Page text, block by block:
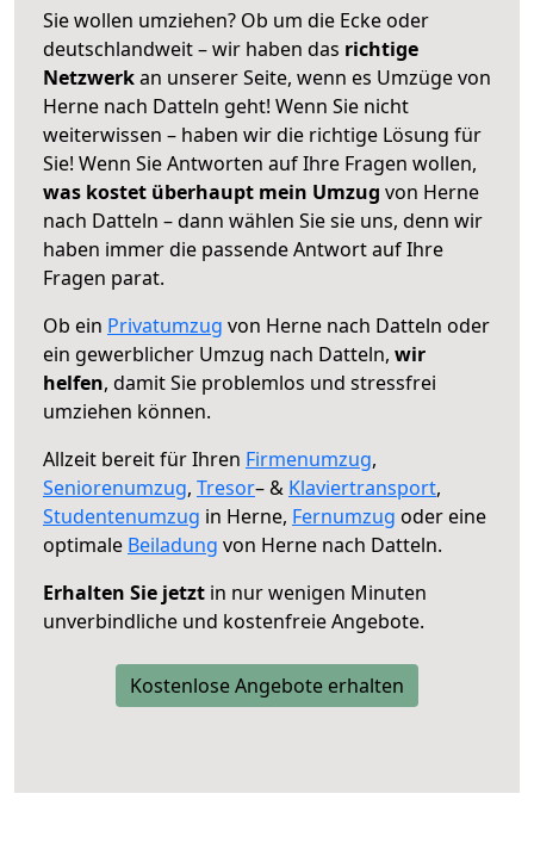
Sie wollen umziehen? Ob um die Ecke oder
deutschlandweit – wir haben das richtige
Netzwerkan unserer Seite, wenn es Umzüge von
Herne nach Datteln geht! Wenn Sie nicht
weiterwissen – haben wir die richtige Lösung für
Sie! Wenn Sie Antworten auf Ihre Fragen wollen,
was kostet überhaupt mein Umzug von Herne
nach Datteln – dann wählen Sie sie uns, denn wir
haben immer die passende Antwort auf Ihre
Fragen parat.
Ob ein Privatumzug von Herne nach Datteln oder
ein gewerblicher Umzug nach Datteln, wir
helfen, damit Sie problemlos und stressfrei
umziehen können.
Allzeit bereit für Ihren Firmenumzug,
Seniorenumzug, Tresor– & Klaviertransport,
Studentenumzug in Herne, Fernumzug oder eine
optimale Beiladung von Herne nach Datteln.
Erhalten Sie jetzt in nur wenigen Minuten
unverbindliche und kostenfreie Angebote.
Kostenlose Angebote erhalten